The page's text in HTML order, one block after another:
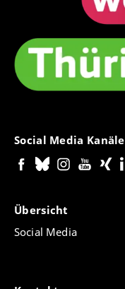
Social Media Kanäle
Übersicht
Social Media